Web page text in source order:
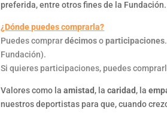
preferida, entre otros fines de la
¿Dónde puedes comprarla?
Puedes comprardécimosoparticipaciones
Fundación).
Si quieres participaciones, puedes
Valores como laamistad, lacaridad, la
nuestros deportistas para que, cuando